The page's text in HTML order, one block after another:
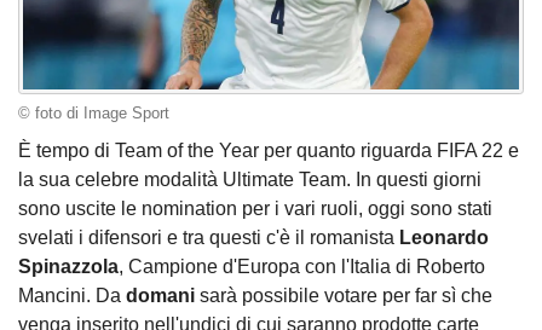
© foto di Image Sport
È tempo di Team of the Year per quanto riguarda FIFA 22 e
la sua celebre modalità Ultimate Team. In questi giorni
sono uscite le nomination per i vari ruoli, oggi sono stati
svelati i difensori e tra questi c'è il romanista Leonardo
Spinazzola, Campione d'Europa con l'Italia di Roberto
Mancini. Da domani sarà possibile votare per far sì che
venga inserito nell'undici di cui saranno prodotte carte